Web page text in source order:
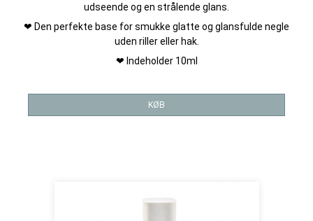
udseende og en strålende glans.
❤ Den perfekte base for smukke glatte og glansfulde negle
uden riller eller hak.
❤ Indeholder 10ml
KØB